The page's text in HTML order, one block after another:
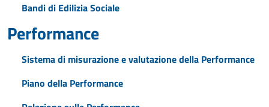
Bandi di Edilizia Sociale
Performance
Sistema di misurazione e valutazione della Performance
Piano della Performance